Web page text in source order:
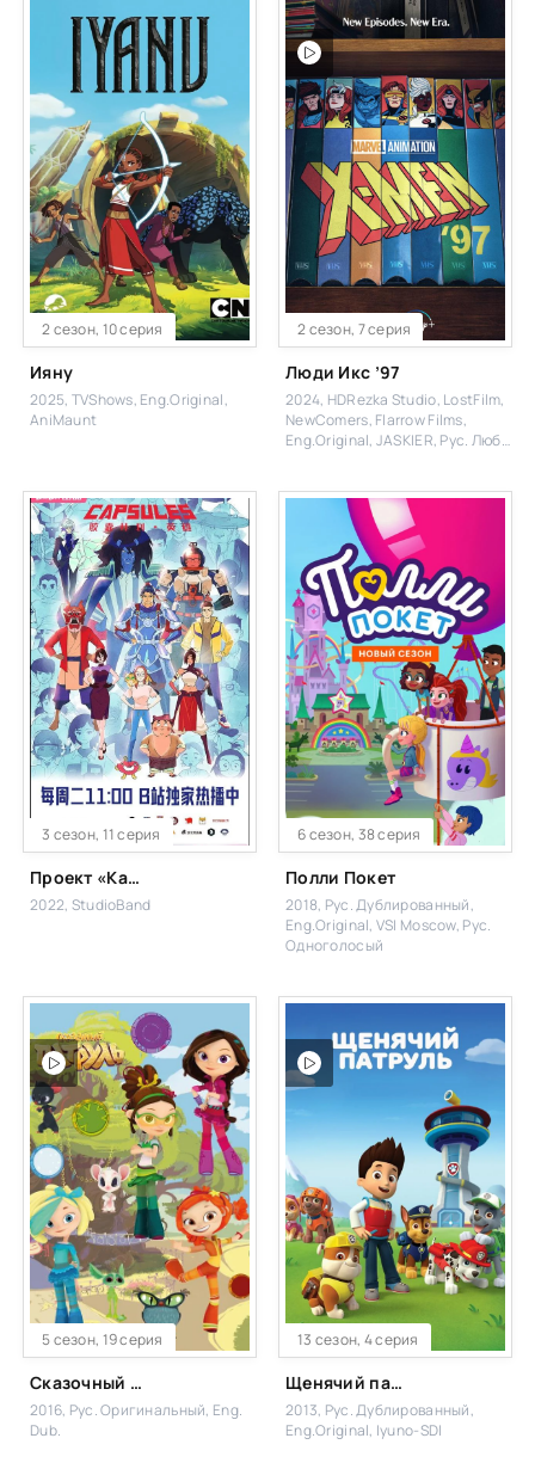
2 сезон, 10 серия
Ияну
2025, TVShows, Eng.Original,
AniMaunt
2 сезон, 7 серия
Люди Икс ’97
2024, HDRezka Studio, LostFilm,
NewComers, Flarrow Films,
Eng.Original, JASKIER, Рус. Люб.
3 сезон, 11 серия
Проект «Капсулы»
2022, StudioBand
6 сезон, 38 серия
Полли Покет
2018, Рус. Дублированный,
Eng.Original, VSI Moscow, Рус.
Одноголосый
5 сезон, 19 серия
Сказочный патруль
2016, Рус. Оригинальный, Eng.
Dub.
13 сезон, 4 серия
Щенячий патруль
2013, Рус. Дублированный,
Eng.Original, Iyuno-SDI